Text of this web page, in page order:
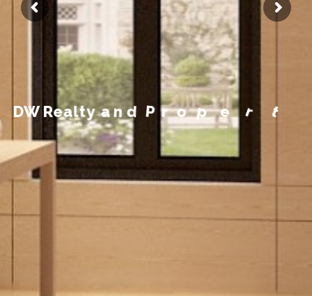
DW Realtyand P operty Mana g e m